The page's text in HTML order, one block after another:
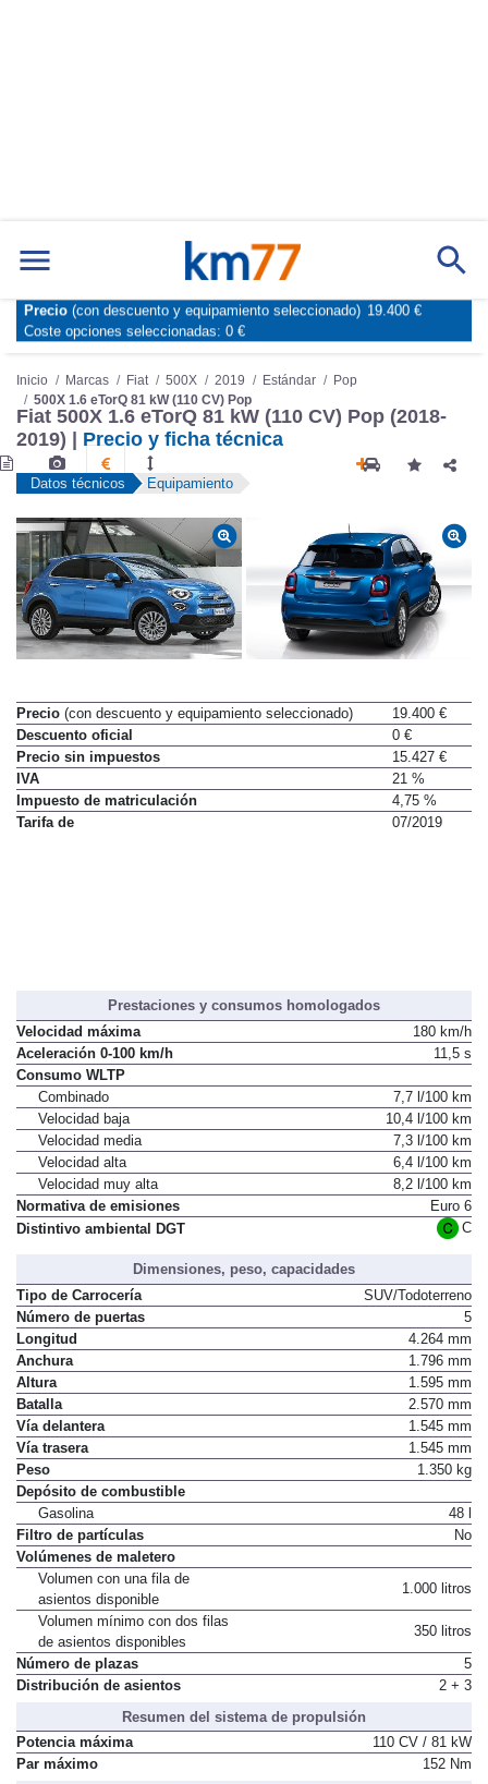
Marcas Comparador de coches
Inicio Marcas Fiat 500X 2019 Estándar
Pop
500X 1.6 eTorQ 81 kW (110 CV) Pop
Fiat 500X 1.6 eTorQ 81 kW (110 CV) Pop (2018-
2019) | Precio y ficha técnica
Datos técnicos Equipamiento
Precio (con descuento y equipamiento seleccionado)
19.400 €
Descuento oficial
0 €
Precio sin impuestos
15.427 €
IVA
21 %
Impuesto de matriculación
4,75 %
Tarifa de
07/2019
Prestaciones y consumos homologados
Velocidad máxima
180 km/h
Aceleración 0-100 km/h
11,5 s
Consumo WLTP
Combinado
7,7 l/100 km
Velocidad baja
10,4 l/100 km
Velocidad media
7,3 l/100 km
Velocidad alta
6,4 l/100 km
Velocidad muy alta
8,2 l/100 km
Normativa de emisiones
Euro 6
Distintivo ambiental DGT
C
Dimensiones, peso, capacidades
Tipo de Carrocería
SUV/Todoterreno
Número de puertas
5
Longitud
4.264 mm
Anchura
1.796 mm
Altura
1.595 mm
Batalla
2.570 mm
Vía delantera
1.545 mm
Vía trasera
1.545 mm
Peso
1.350 kg
Depósito de combustible
Gasolina
48 l
Filtro de partículas
No
Volúmenes de maletero
Volumen con una fila de
asientos disponible
1.000 litros
Volumen mínimo con dos filas
de asientos disponibles
350 litros
Número de plazas
5
Distribución de asientos
2 + 3
Resumen del sistema de propulsión
Potencia máxima
110 CV / 81 kW
Par máximo
152 Nm
Precio (con descuento y equipamiento seleccionado) 19.400 €
Coste opciones seleccionadas: 0 €